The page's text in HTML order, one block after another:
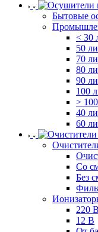
Бытовые
< 30
50
70
80
90
100
>
40
60
Cо
Без
220 В
12 В